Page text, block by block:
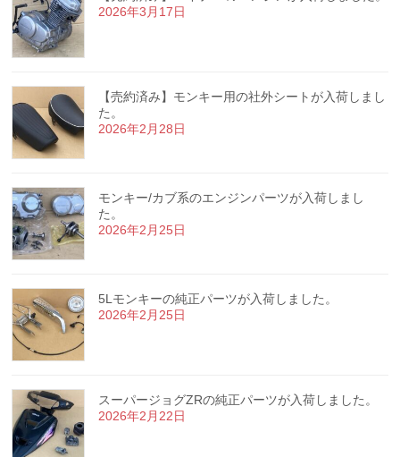
2026年3月17日
【売約済み】モンキー用の社外シートが入荷しまし
た。
2026年2月28日
モンキー/カブ系のエンジンパーツが入荷しまし
た。
2026年2月25日
5Lモンキーの純正パーツが入荷しました。
2026年2月25日
スーパージョグZRの純正パーツが入荷しました。
2026年2月22日